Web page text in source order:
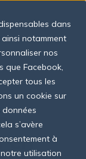
dans
notamment
nos
que Facebook,
tous les
un cookie sur
s’avère
à
utilisation
en